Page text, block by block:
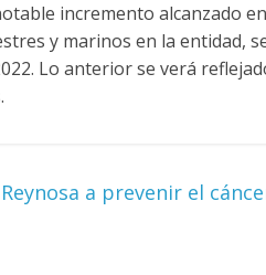
incremento alcanzado
y marinos en la entidad,
Lo anterior se verá
a prevenir el